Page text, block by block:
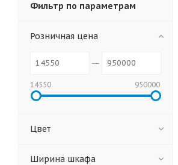
Фильтр по параметрам
Розничная цена
14550 950000
Цвет
Ширина шкафа